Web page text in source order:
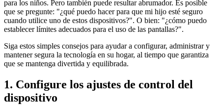
para los niños. Pero también puede resultar abrumador. Es posible
que se pregunte: "¿qué puedo hacer para que mi hijo esté seguro
cuando utilice uno de estos dispositivos?". O bien: "¿cómo puedo
establecer límites adecuados para el uso de las pantallas?".
Siga estos simples consejos para ayudar a configurar, administrar y
mantener segura la tecnología en su hogar, al tiempo que garantiza
que se mantenga divertida y equilibrada.
1. Configure los ajustes de control del
dispositivo